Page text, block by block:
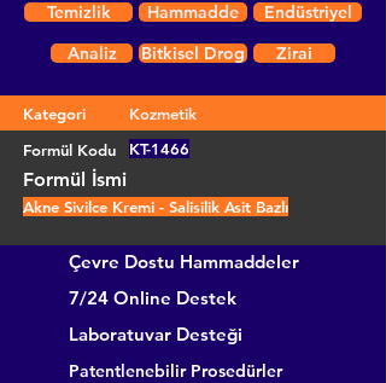
Temizlik
Hammadde
Endüstriyel
Analiz
Bitkisel Drog Zirai
Kategori
Kozmetik
Formül Kodu
KT-1466
Formül İsmi
Akne Sivilce Kremi - Salisilik Asit Bazlı
Çevre Dostu Hammaddeler
7/24 Online Destek
Laboratuvar Desteği
Patentlenebilir Prosedürler